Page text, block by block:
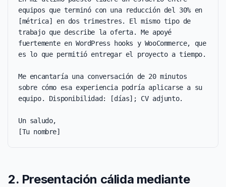
equipos que terminó con una reducción del 30% en
[métrica] en dos trimestres. El mismo tipo de
trabajo que describe la oferta. Me apoyé
fuertemente en WordPress hooks y WooCommerce, que
es lo que permitió entregar el proyecto a tiempo.
Me encantaría una conversación de 20 minutos
sobre cómo esa experiencia podría aplicarse a su
equipo. Disponibilidad: [días]; CV adjunto.
Un saludo,
[Tu nombre]
2. Presentación cálida mediante